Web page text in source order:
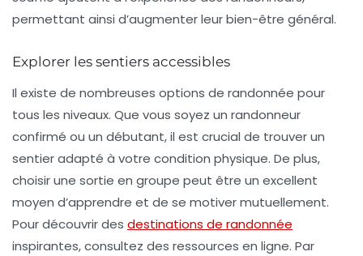
permettant ainsi d’augmenter leur bien-être général.
Explorer les sentiers accessibles
Il existe de nombreuses options de randonnée pour
tous les niveaux. Que vous soyez un randonneur
confirmé ou un débutant, il est crucial de trouver un
sentier adapté à votre condition physique. De plus,
choisir une sortie en groupe peut être un excellent
moyen d’apprendre et de se motiver mutuellement.
Pour découvrir des destinations de randonnée
inspirantes, consultez des ressources en ligne. Par